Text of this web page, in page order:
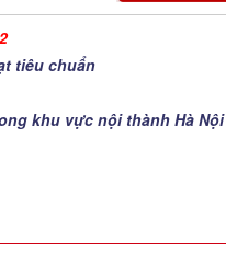
tiêu chuẩn
khu vực nội thành Hà Nội